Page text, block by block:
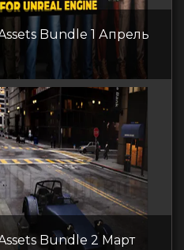
Bundle 1 Апрель
Bundle 2 Март